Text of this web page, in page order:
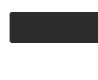
Retningslinjer for